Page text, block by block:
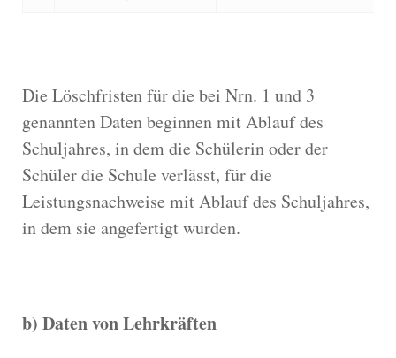
Die Löschfristen für die bei Nrn. 1 und 3
genannten Daten beginnen mit Ablauf des
Schuljahres, in dem die Schülerin oder der
Schüler die Schule verlässt, für die
Leistungsnachweise mit Ablauf des Schuljahres,
in dem sie angefertigt wurden.
b) Daten von Lehrkräften